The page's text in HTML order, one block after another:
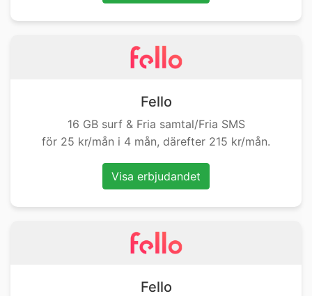
Fello
16 GB surf & Fria samtal/Fria SMS
för 25 kr/mån i 4 mån, därefter 215 kr/mån.
Visa erbjudandet
Fello